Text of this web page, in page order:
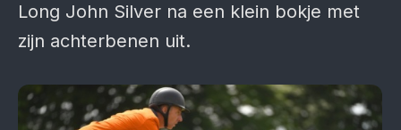
Long John Silver na een klein bokje met
zijn achterbenen uit.